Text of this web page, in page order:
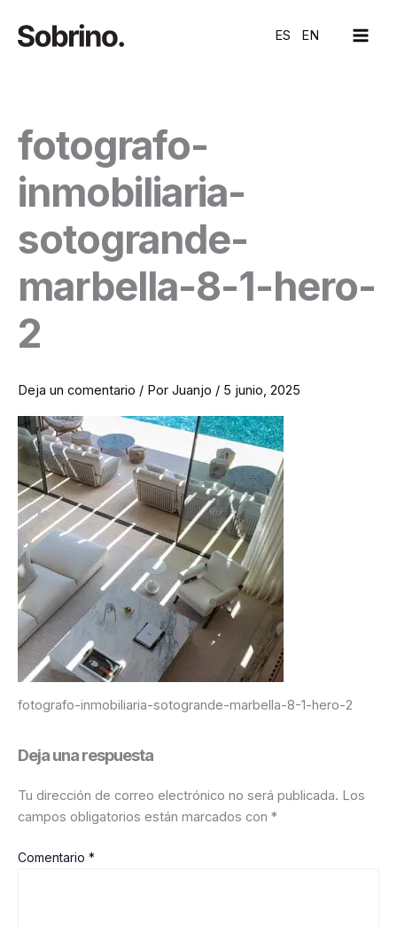
contenido
ES EN
fotografo-
inmobiliaria-
sotogrande-
marbella-8-1-hero-
2
Deja un comentario / Por Juanjo / 5 junio, 2025
fotografo-inmobiliaria-sotogrande-marbella-8-1-hero-2
Deja una respuesta
Tu dirección de correo electrónico no será publicada. Los
campos obligatorios están marcados con *
Comentario *